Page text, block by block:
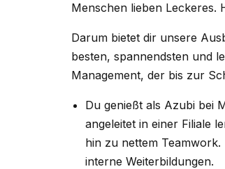
Menschen lieben Leckeres.
Darum bietet dir unsere
besten, spannendsten und
Management, der bis zur
Du genießt als Azubi bei
angeleitet in einer Filiale
hin zu nettem
interne Weiterbildungen.